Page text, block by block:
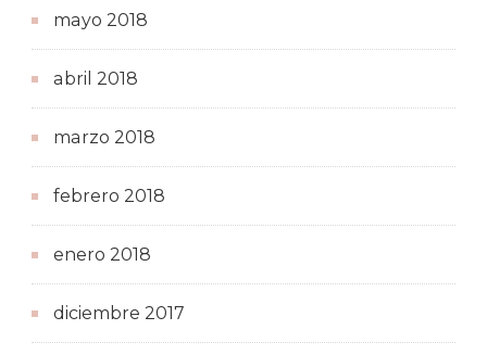
mayo 2018
abril 2018
marzo 2018
febrero 2018
enero 2018
diciembre 2017